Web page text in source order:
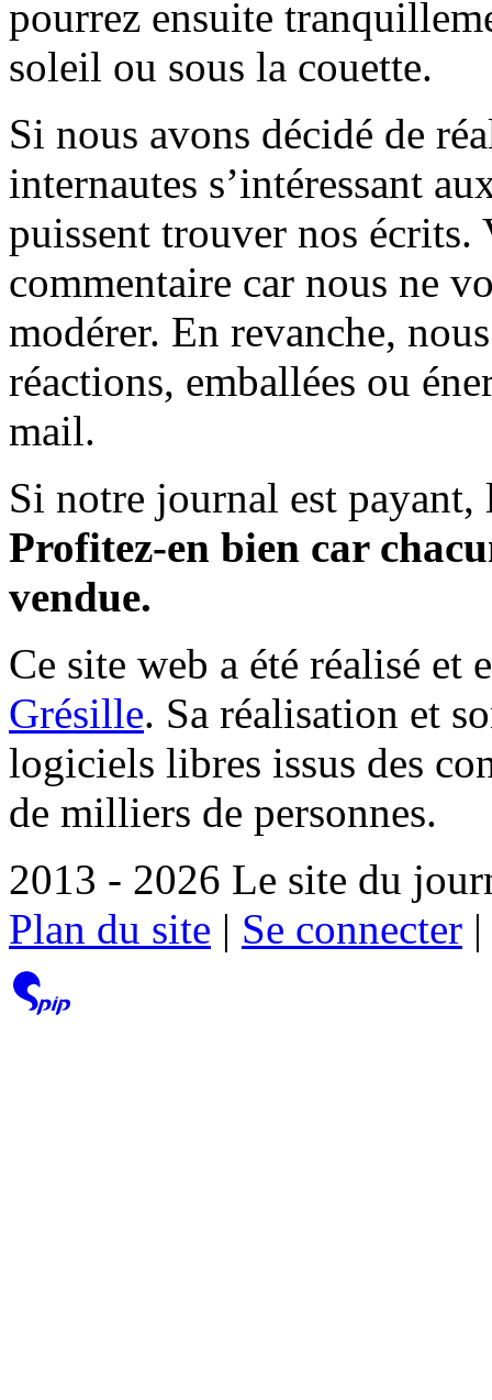
pourrez ensuite
soleil ou sous la couette.
Si nous avons décidé de
internautes s’intéressant
puissent trouver nos écrits.
commentaire car nous ne
modérer. En revanche,
réactions, emballées ou
mail.
Si notre journal est payant,
Profitez-en bien car
vendue.
Ce site web a été réalisé et
Grésille. Sa réalisation et
logiciels libres issus des
de milliers de personnes.
2013 - 2026 Le site du
Plan du site | Se connecter |